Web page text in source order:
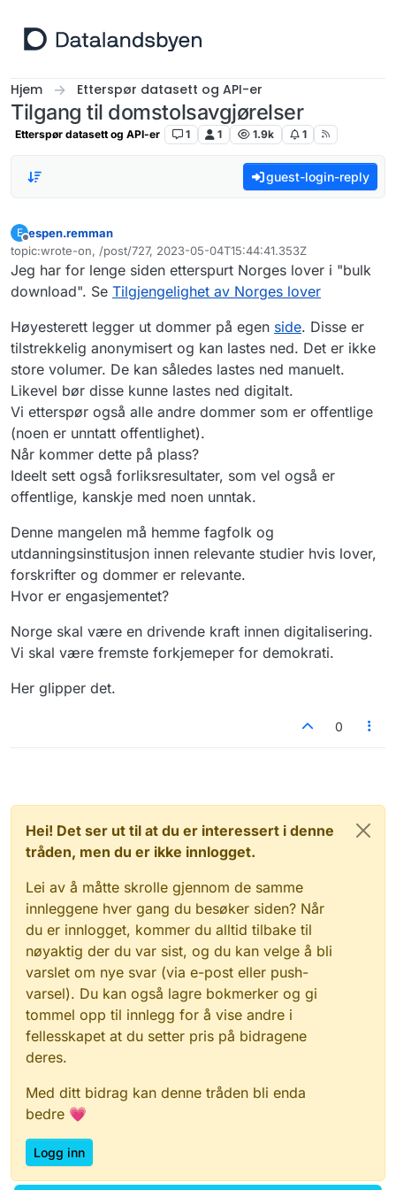
Hjem Etterspør datasett og API-er
Tilgang til domstolsavgjørelser
Etterspør datasett og API-er 1 1 1.9k 1
guest-login-reply
E
Frakoblet
espen.remman
topic:wrote-on, /post/727, 2023-05-04T15:44:41.353Z
Sist endret av
Jeg har for lenge siden etterspurt Norges lover i "bulk
download". Se Tilgjengelighet av Norges lover
Høyesterett legger ut dommer på egen side. Disse er
tilstrekkelig anonymisert og kan lastes ned. Det er ikke
store volumer. De kan således lastes ned manuelt.
Likevel bør disse kunne lastes ned digitalt.
Vi etterspør også alle andre dommer som er offentlige
(noen er unntatt offentlighet).
Når kommer dette på plass?
Ideelt sett også forliksresultater, som vel også er
offentlige, kanskje med noen unntak.
Denne mangelen må hemme fagfolk og
utdanningsinstitusjon innen relevante studier hvis lover,
forskrifter og dommer er relevante.
Hvor er engasjementet?
Norge skal være en drivende kraft innen digitalisering.
Vi skal være fremste forkjemeper for demokrati.
Her glipper det.
0
Hei! Det ser ut til at du er interessert i denne
tråden, men du er ikke innlogget.
Lei av å måtte skrolle gjennom de samme
innleggene hver gang du besøker siden? Når
du er innlogget, kommer du alltid tilbake til
nøyaktig der du var sist, og du kan velge å bli
varslet om nye svar (via e-post eller push-
varsel). Du kan også lagre bokmerker og gi
tommel opp til innlegg for å vise andre i
fellesskapet at du setter pris på bidragene
deres.
Med ditt bidrag kan denne tråden bli enda
bedre 💗
Logg inn